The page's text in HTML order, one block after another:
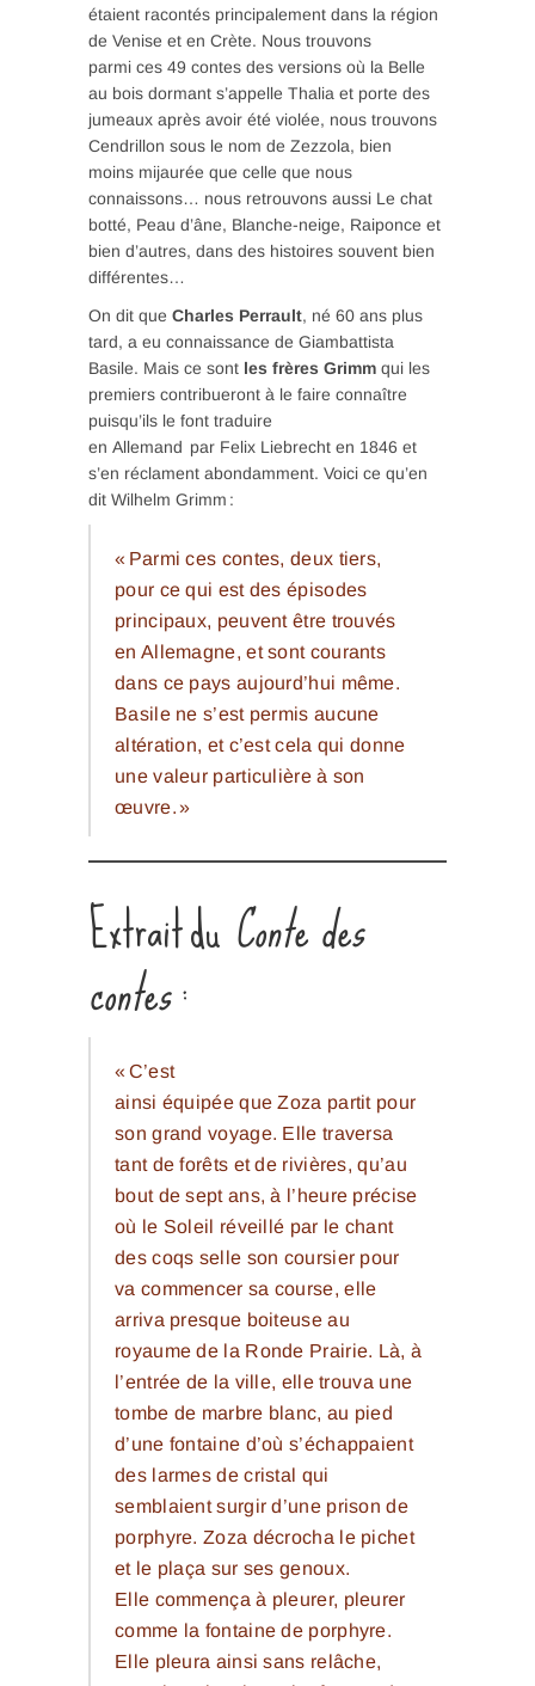
étaient racontés principalement dans la région
de Venise et en Crète. Nous trouvons
parmi ces 49 contes des versions où la Belle
au bois dormant s’appelle Thalia et porte des
jumeaux après avoir été violée, nous trouvons
Cendrillon sous le nom de Zezzola, bien
moins mijaurée que celle que nous
connaissons… nous retrouvons aussi Le chat
botté, Peau d’âne, Blanche-neige, Raiponce et
bien d’autres, dans des histoires souvent bien
différentes…
On dit que Charles Perrault, né 60 ans plus
tard, a eu connaissance de Giambattista
Basile. Mais ce sont les frères Grimm qui les
premiers contribueront à le faire connaître
puisqu’ils le font traduire
en Allemand par Felix Liebrecht en 1846 et
s’en réclament abondamment. Voici ce qu’en
dit Wilhelm Grimm :
« Parmi ces contes, deux tiers,
pour ce qui est des épisodes
principaux, peuvent être trouvés
en Allemagne, et sont courants
dans ce pays aujourd’hui même.
Basile ne s’est permis aucune
altération, et c’est cela qui donne
une valeur particulière à son
œuvre. »
Extrait duConte des
contes:
« C’est
ainsi équipée que Zoza partit pour
son grand voyage. Elle traversa
tant de forêts et de rivières, qu’au
bout de sept ans, à l’heure précise
où le Soleil réveillé par le chant
des coqs selle son coursier pour
va commencer sa course, elle
arriva presque boiteuse au
royaume de la Ronde Prairie. Là, à
l’entrée de la ville, elle trouva une
tombe de marbre blanc, au pied
d’une fontaine d’où s’échappaient
des larmes de cristal qui
semblaient surgir d’une prison de
porphyre. Zoza décrocha le pichet
et le plaça sur ses genoux.
Elle commença à pleurer, pleurer
comme la fontaine de porphyre.
Elle pleura ainsi sans relâche,